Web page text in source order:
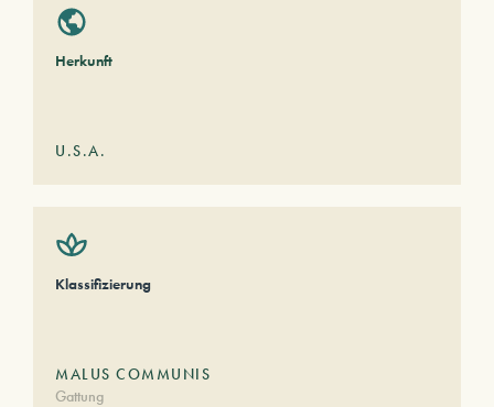
Herkunft
U.S.A.
Klassifizierung
MALUS COMMUNIS
Gattung